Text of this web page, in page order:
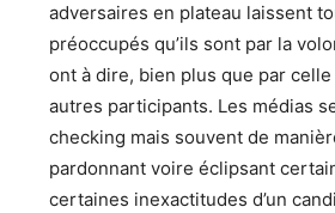
adversaires en plateau laissent
préoccupés qu’ils sont par la
ont à dire, bien plus que par
autres participants. Les médias
checking mais souvent de
pardonnant voire éclipsant
certaines inexactitudes d’un